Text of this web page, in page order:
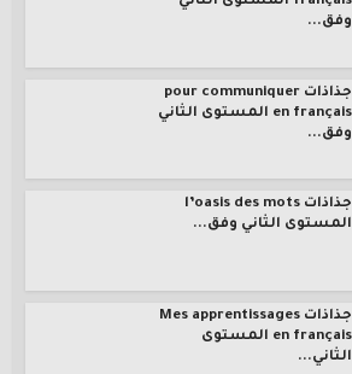
وفق...
جذاذات pour communiquer
en français المستوى الثاني
وفق...
جذاذات l’oasis des mots
المستوى الثاني وفق...
جذاذات Mes apprentissages
en français المستوى
الثاني...